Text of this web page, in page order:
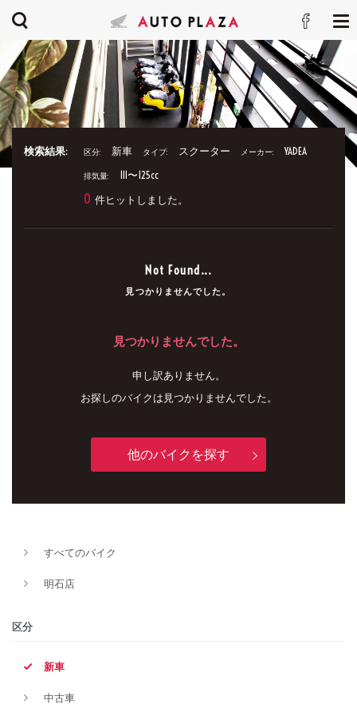
検索結果: 区分: 新車 タイプ: スクーター メーカー: YADEA
排気量: 111〜125cc
0 件ヒットしました。
Not Found...
見つかりませんでした。
見つかりませんでした。
申し訳ありません。
お探しのバイクは見つかりませんでした。
他のバイクを探す
すべてのバイク
明石店
区分
新車
中古車
新車
タイプ